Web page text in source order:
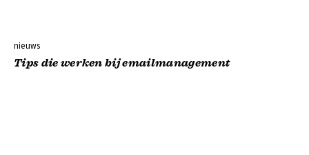
nieuws
Tips die werken bij emailmanagement